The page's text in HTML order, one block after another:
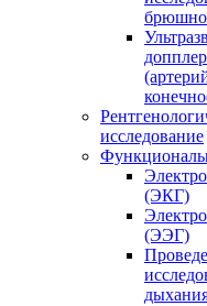
исследование
(ЭКГ)
(ЭЭГ)